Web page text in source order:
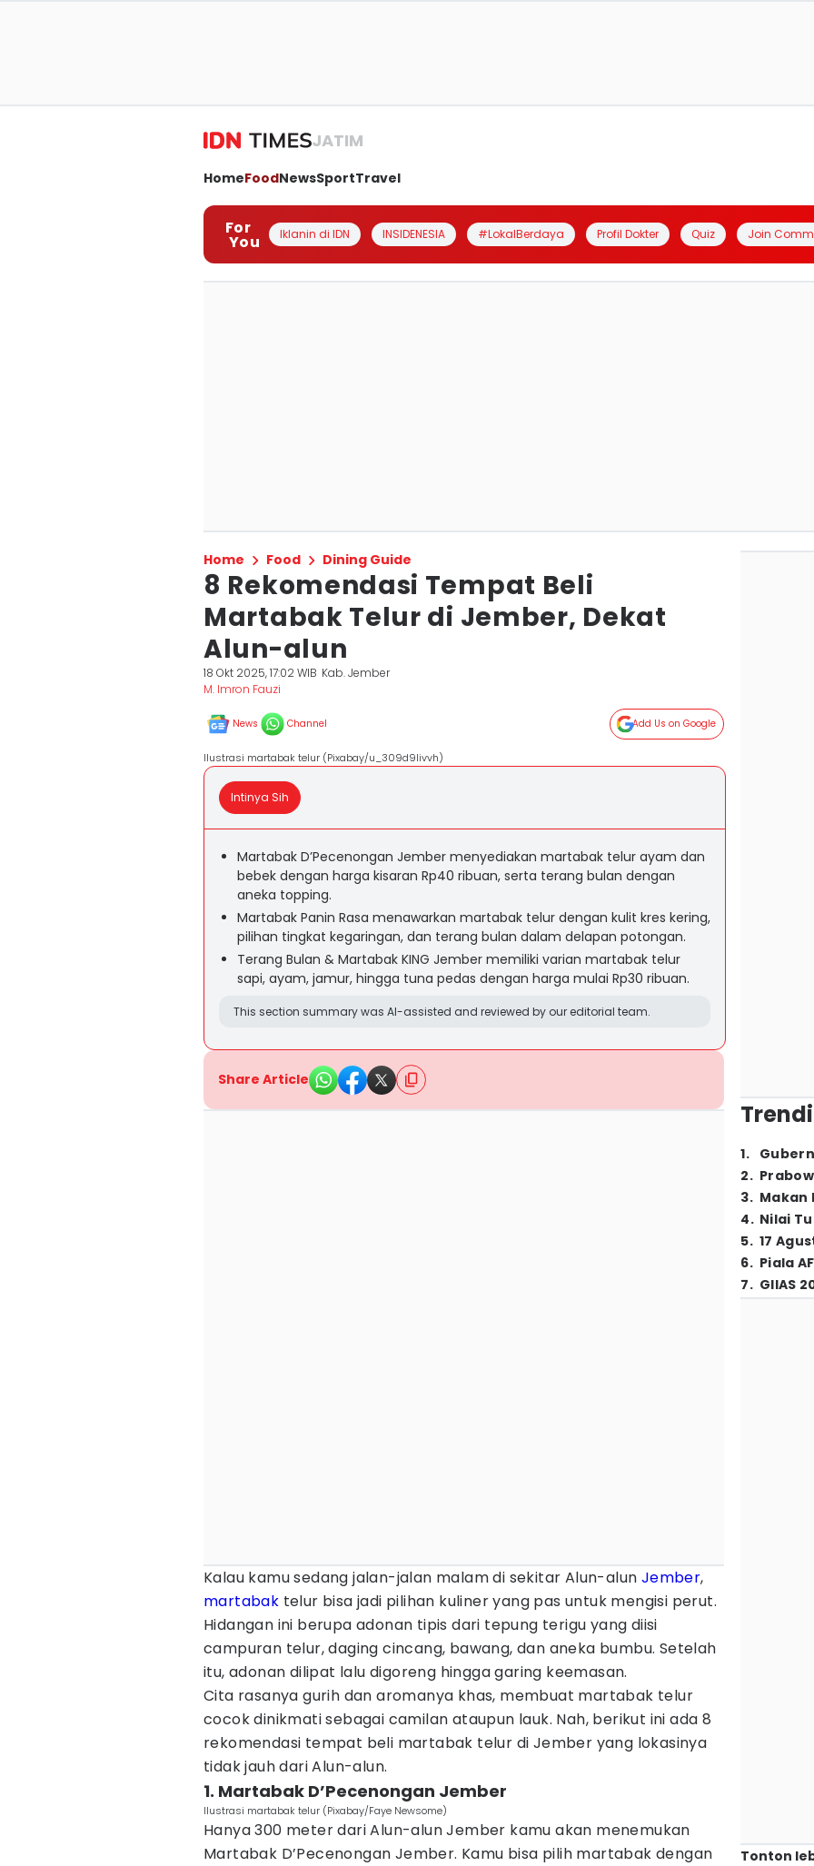
JATIM
HomeFoodNewsSportTravel
For
You Iklanin di IDN INSIDENESIA #LokalBerdaya Profil Dokter Quiz Join
Home Food Dining Guide
8 Rekomendasi Tempat Beli
Martabak Telur di Jember, Dekat
Alun-alun
18 Okt 2025, 17:02 WIB Kab. Jember
M. Imron Fauzi
News Channel Add Us on Google
Ilustrasi martabak telur (Pixabay/u_309d9livvh)
Intinya Sih
Martabak D’Pecenongan Jember menyediakan martabak telur ayam dan
bebek dengan harga kisaran Rp40 ribuan, serta terang bulan dengan
aneka topping.
Martabak Panin Rasa menawarkan martabak telur dengan kulit kres kering,
pilihan tingkat kegaringan, dan terang bulan dalam delapan potongan.
Terang Bulan & Martabak KING Jember memiliki varian martabak telur
sapi, ayam, jamur, hingga tuna pedas dengan harga mulai Rp30 ribuan.
This section summary was AI-assisted and reviewed by our editorial team.
Share Article
Kalau kamu sedang jalan-jalan malam di sekitar Alun-alun Jember,
martabak telur bisa jadi pilihan kuliner yang pas untuk mengisi perut.
Hidangan ini berupa adonan tipis dari tepung terigu yang diisi
campuran telur, daging cincang, bawang, dan aneka bumbu. Setelah
itu, adonan dilipat lalu digoreng hingga garing keemasan.
Cita rasanya gurih dan aromanya khas, membuat martabak telur
cocok dinikmati sebagai camilan ataupun lauk. Nah, berikut ini ada 8
rekomendasi tempat beli martabak telur di Jember yang lokasinya
tidak jauh dari Alun-alun.
1. Martabak D’Pecenongan Jember
Ilustrasi martabak telur (Pixabay/Faye Newsome)
Hanya 300 meter dari Alun-alun Jember kamu akan menemukan
Martabak D’Pecenongan Jember. Kamu bisa pilih martabak dengan
1.
2.
3. Makan
4. Nilai
5. 17
6. Piala
7. GIIAS
Tonton